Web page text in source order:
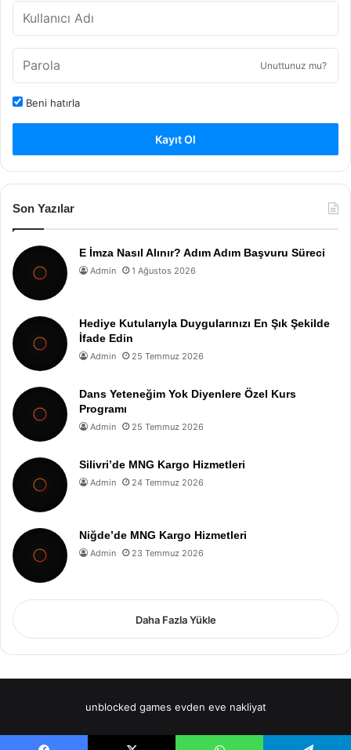
Unuttunuz mu?
Beni hatırla
Kayıt Ol
Son Yazılar
E İmza Nasıl Alınır? Adım Adım Başvuru Süreci
Admin 1 Ağustos 2026
Hediye Kutularıyla Duygularınızı En Şık Şekilde
İfade Edin
Admin 25 Temmuz 2026
Dans Yeteneğim Yok Diyenlere Özel Kurs
Programı
Admin 25 Temmuz 2026
Silivri’de MNG Kargo Hizmetleri
Admin 24 Temmuz 2026
Niğde’de MNG Kargo Hizmetleri
Admin 23 Temmuz 2026
Daha Fazla Yükle
unblocked games evden eve nakliyat